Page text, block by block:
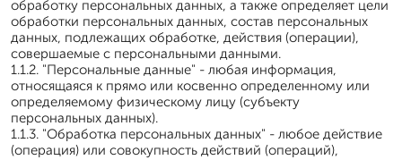
обработку персональных данных, а также определяет цели
обработки персональных данных, состав персональных
данных, подлежащих обработке, действия (операции),
совершаемые с персональными данными.
1.1.2. "Персональные данные" - любая информация,
относящаяся к прямо или косвенно определенному или
определяемому физическому лицу (субъекту
персональных данных).
1.1.3. "Обработка персональных данных" - любое действие
(операция) или совокупность действий (операций),